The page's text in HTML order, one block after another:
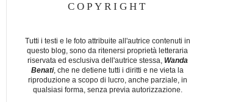
COPYRIGHT
Tutti i testi e le foto attribuite all'autrice contenuti in
questo blog, sono da ritenersi proprietà letteraria
riservata ed esclusiva dell'autrice stessa, Wanda
Benati, che ne detiene tutti i diritti e ne vieta la
riproduzione a scopo di lucro, anche parziale, in
qualsiasi forma, senza previa autorizzazione.